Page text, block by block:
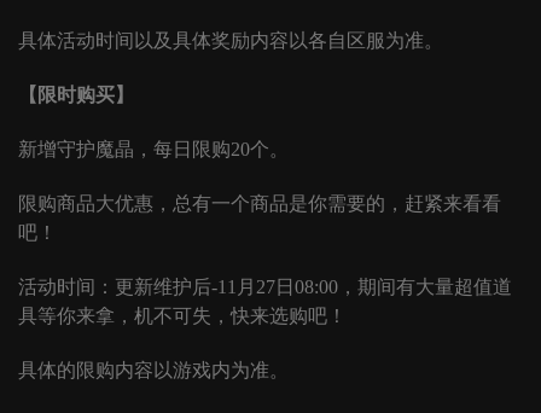
具体活动时间以及具体奖励内容以各自区服为准。
【限时购买】
新增守护魔晶，每日限购20个。
限购商品大优惠，总有一个商品是你需要的，赶紧来看看
吧！
活动时间：更新维护后-11月27日08:00，期间有大量超值道
具等你来拿，机不可失，快来选购吧！
具体的限购内容以游戏内为准。